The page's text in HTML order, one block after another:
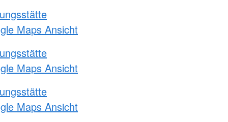
Maps Ansicht
Maps Ansicht
Maps Ansicht